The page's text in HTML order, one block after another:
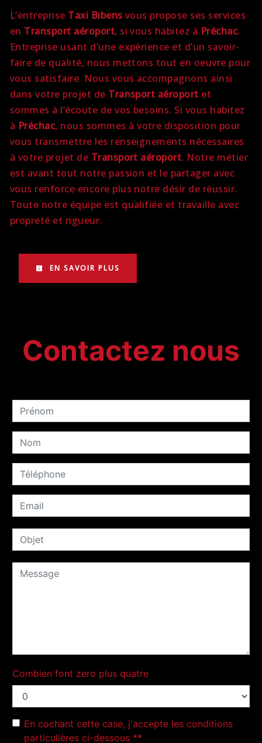
L’entreprise Taxi Bibens vous propose ses services
en Transport aéroport, si vous habitez à Préchac.
Entreprise usant d’une expérience et d’un savoir-
faire de qualité, nous mettons tout en oeuvre pour
vous satisfaire. Nous vous accompagnons ainsi
dans votre projet de Transport aéroport et
sommes à l’écoute de vos besoins. Si vous habitez
à Préchac, nous sommes à votre disposition pour
vous transmettre les renseignements nécessaires
à votre projet de Transport aéroport. Notre métier
est avant tout notre passion et le partager avec
vous renforce encore plus notre désir de réussir.
Toute notre équipe est qualifiée et travaille avec
propreté et rigueur.
EN SAVOIR PLUS
Contactez nous
Combien font zero plus quatre
En cochant cette case, j'accepte les conditions
particulières ci-dessous **